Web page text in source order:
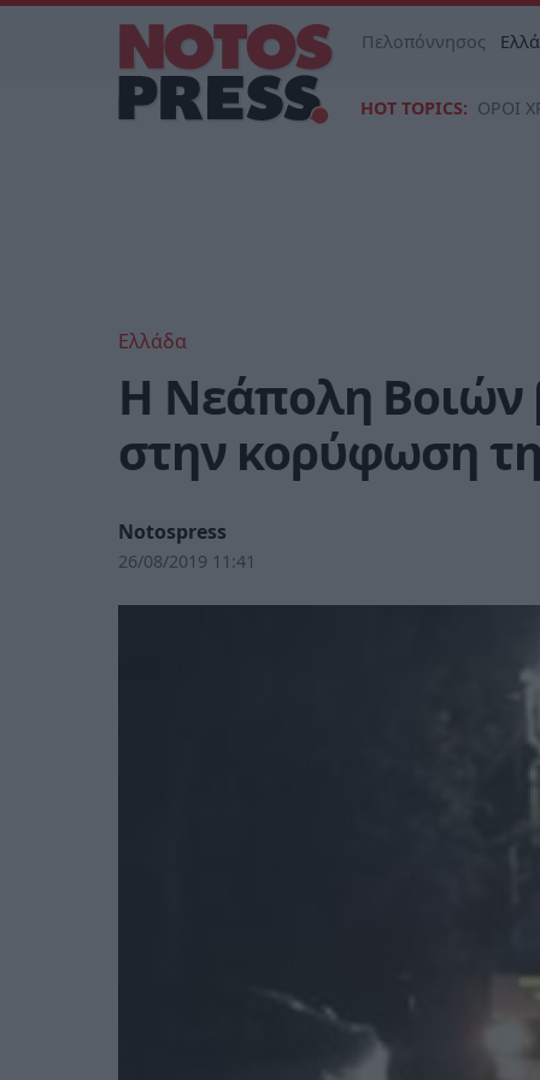
Πελοπόννησος
HOT TOPICS: ΟΡΟΙ
Ελλάδα
Η Νεάπολη Βοιών
στην κορύφωση
Notospress
26/08/2019 11:41